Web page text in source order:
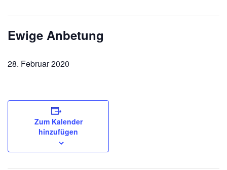
Ewige Anbetung
28. Februar 2020
Zum Kalender
hinzufügen